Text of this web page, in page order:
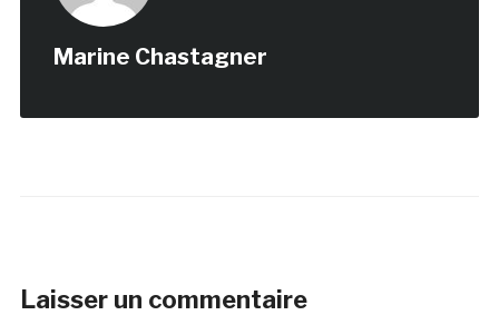
Marine Chastagner
Laisser un commentaire